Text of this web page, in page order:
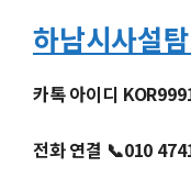
하남시사설
카톡 아이디
전화 연결 📞010